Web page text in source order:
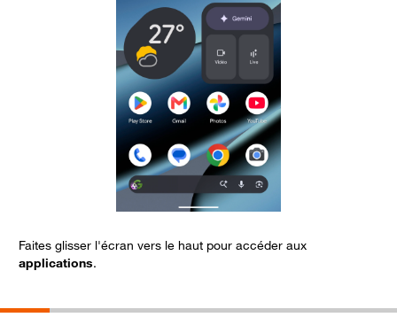
Faites glisser l'écran vers le haut pour accéder aux
applications.